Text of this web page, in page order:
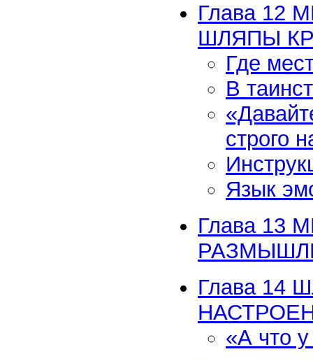
Глава
ШЛЯПЫ
Где
В
строго
Язык
Глава
Глава 14
«А что